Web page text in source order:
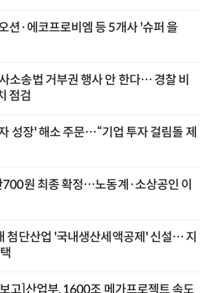
션·에코프로비엠 등 5개사 '슈퍼 을
소송법 거부권 행사 안 한다… 경찰 비
점검
성장' 해소 주문…“기업 투자 걸림돌 제
700원 최종 확정…노동계·소상공인 이
첨단산업 '국내생산세액공제' 신설… 지
고]산업부, 1600조 메가프로젝트 속도